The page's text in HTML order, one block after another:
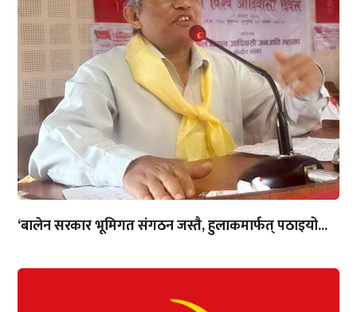
‘बालेन सरकार भूमिगत संगठन जस्तै, हुलाकमार्फत् पठाइयो...